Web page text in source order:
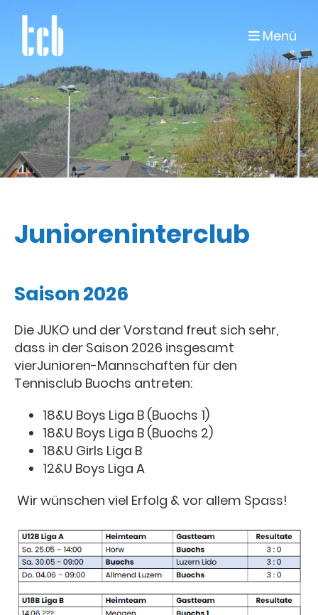
Menü
Junioreninterclub
Saison 2026
Die JUKO und der Vorstand freut sich sehr,
dass in der Saison 2026 insgesamt
vierJunioren-Mannschaften für den
Tennisclub Buochs antreten:
18&U Boys Liga B (Buochs 1)
18&U Boys Liga B (Buochs 2)
18&U Girls Liga B
12&U Boys Liga A
Wir wünschen viel Erfolg & vor allem Spass!